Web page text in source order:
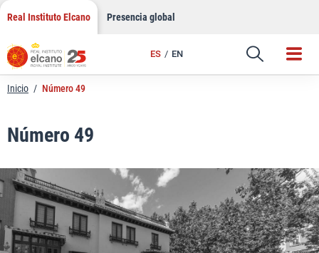
Saltar
contenido
Real Instituto Elcano Presencia global
ES EN
Enlace
Inicio / Número 49
Número 49